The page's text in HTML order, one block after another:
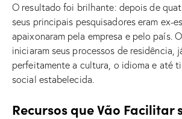
O resultado foi brilhante: depois de
seus principais pesquisadores eram ex-
apaixonaram pela empresa e pelo país.
iniciaram seus processos de residência,
perfeitamente a cultura, o idioma e até
social estabelecida.
Recursos que Vão Facilitar